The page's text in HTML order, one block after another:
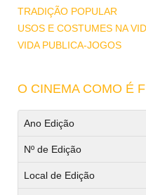
TRADIÇÃO POPULAR
USOS E COSTUMES NA
VIDA PUBLICA-JOGOS
O CINEMA COMO É
Ano Edição
Nº de Edição
Local de Edição